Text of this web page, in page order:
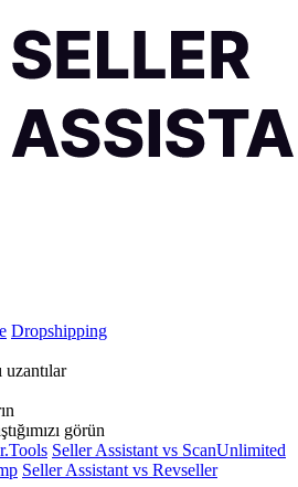
Dropshipping
uzantılar
görün
Seller Assistant vs ScanUnlimited
Seller Assistant vs Revseller